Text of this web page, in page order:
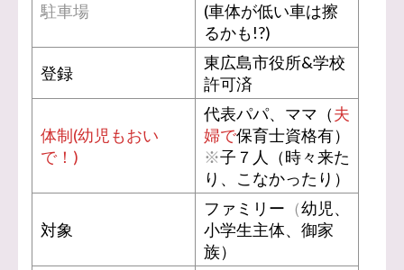
駐車場
(車体が低い車は擦
るかも!?)
登録
東広島市役所&学校
許可済
体制(幼児もおい
で！)
代表パパ、ママ（夫
婦で保育士資格有）
※子７人（時々来た
り、こなかったり）
対象
ファミリー （幼児、
小学生主体、御家
族）